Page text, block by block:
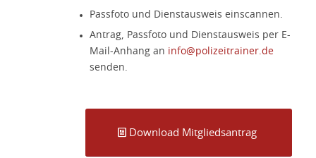
Passfoto und Dienstausweis einscannen.
Antrag, Passfoto und Dienstausweis per E-
Mail-Anhang an info@polizeitrainer.de
senden.
Download Mitgliedsantrag